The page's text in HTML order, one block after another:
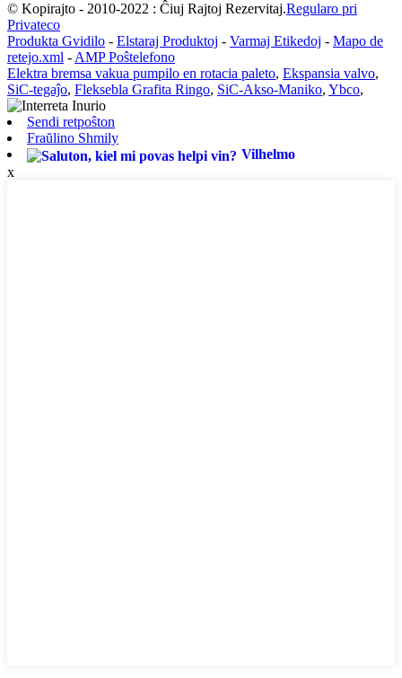
© Kopirajto - 2010-2022 : Ĉiuj Rajtoj Rezervitaj.Regularo pri
Privateco
Produkta Gvidilo - Elstaraj Produktoj - Varmaj Etikedoj - Mapo de
retejo.xml - AMP Poŝtelefono
Elektra bremsa vakua pumpilo en rotacia paleto, Ekspansia valvo,
SiC-tegaĵo, Fleksebla Grafita Ringo, SiC-Akso-Maniko, Ybco,
Sendi retpoŝton
Fraŭlino Shmily
Vilhelmo
x